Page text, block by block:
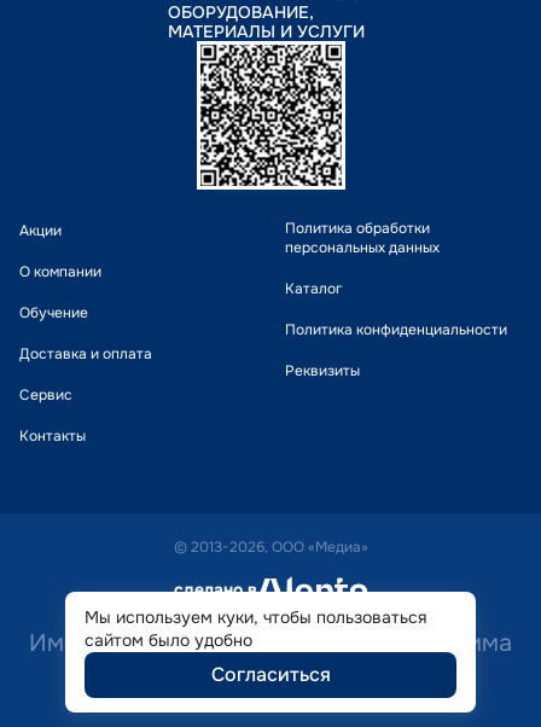
ОБОРУДОВАНИЕ,
МАТЕРИАЛЫ И УСЛУГИ
Акции
О компании
Обучение
Доставка и оплата
Сервис
Контакты
Политика обработки
персональных данных
Каталог
Политика конфиденциальности
Реквизиты
© 2013-2026, ООО «Медиа»
сделано в alente
Имеются противопоказания. Необходима
консультация специалиста.
Мы используем куки, чтобы пользоваться
сайтом было удобно
Согласиться